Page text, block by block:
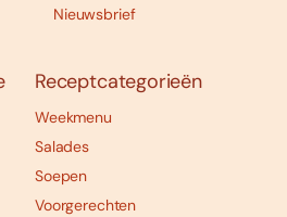
Nieuwsbrief
Receptcategorieën
Weekmenu
Salades
Soepen
Voorgerechten